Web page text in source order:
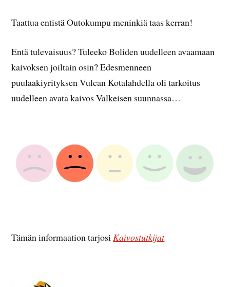
Taattua entistä Outokumpu meninkiä taas kerran!
Entä tulevaisuus? Tuleeko Boliden uudelleen avaamaan
kaivoksen joiltain osin? Edesmenneen
puulaakiyrityksen Vulcan Kotalahdella oli tarkoitus
uudelleen avata kaivos Valkeisen suunnassa…
Tämän informaation tarjosiKaivostutkijat